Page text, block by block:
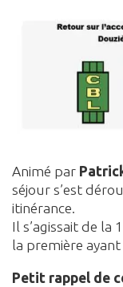
Animé par
séjour s’est
itinérance.
Il s’agissait de la
la première
Petit rappel de